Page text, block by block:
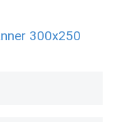
300x250